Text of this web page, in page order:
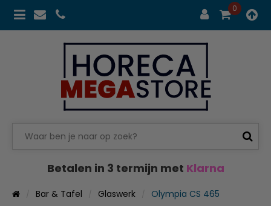
0
Betalen in 3 termijn met Klarna
Bar & Tafel Glaswerk Olympia CS 465